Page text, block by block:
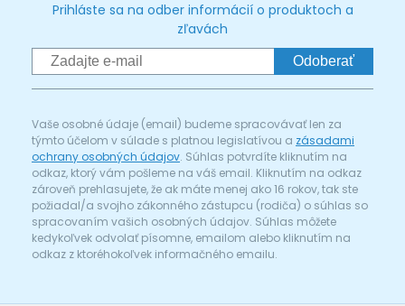
Prihláste sa na odber informácií o produktoch a
zľavách
Odoberať
Vaše osobné údaje (email) budeme spracovávať len za
týmto účelom v súlade s platnou legislatívou a zásadami
ochrany osobných údajov. Súhlas potvrdíte kliknutím na
odkaz, ktorý vám pošleme na váš email. Kliknutím na odkaz
zároveň prehlasujete, že ak máte menej ako 16 rokov, tak ste
požiadal/a svojho zákonného zástupcu (rodiča) o súhlas so
spracovaním vašich osobných údajov. Súhlas môžete
kedykoľvek odvolať písomne, emailom alebo kliknutím na
odkaz z ktoréhokoľvek informačného emailu.